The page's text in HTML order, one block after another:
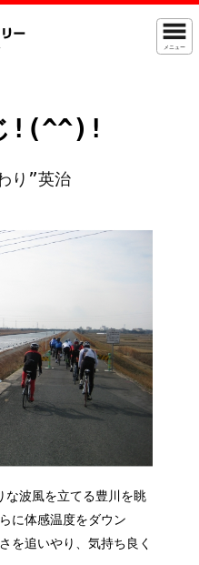
メニュー
!(^^)!
り”英治
な波風を立てる豊川を眺
に体感温度をダウン
を追いやり、気持ち良く